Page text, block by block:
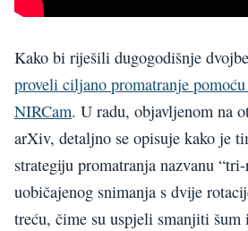
Kako bi riješili dugogodišnje
proveli ciljano promatranje
NIRCam. U radu, objavljenom na
arXiv, detaljno se opisuje kako je
strategiju promatranja nazvanu
uobičajenog snimanja s dvije
treću, čime su uspjeli smanjiti šum